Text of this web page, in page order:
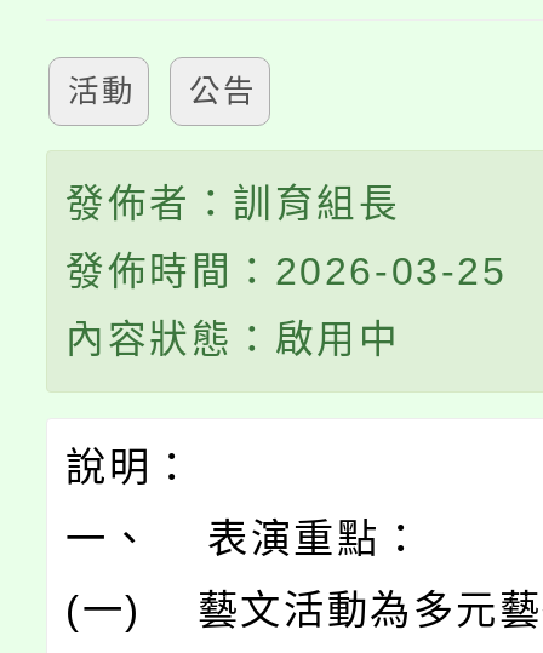
活動 公告
發佈者：訓育組長
發佈時間：2026-03-25
內容狀態：啟用中
說明：
一、 表演重點：
(一) 藝文活動為多元藝